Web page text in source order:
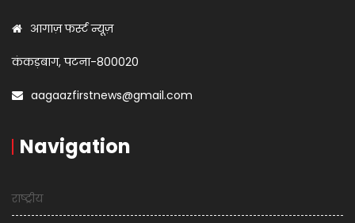
आगाज़ फर्स्ट न्यूज़
कंकड़बाग, पटना-800020
aagaazfirstnews@gmail.com
Navigation
राष्ट्रीय